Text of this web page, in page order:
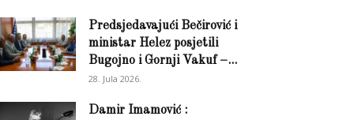
Predsjedavajući Bečirović i
ministar Helez posjetili
Bugojno i Gornji Vakuf –...
28. Jula 2026.
Damir Imamović :